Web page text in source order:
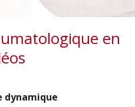
en
dynamique